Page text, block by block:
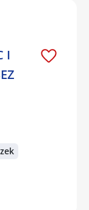
I